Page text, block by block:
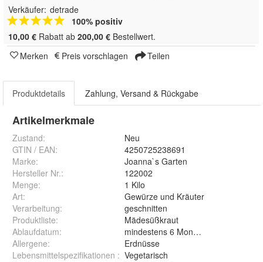
Verkäufer: detrade
100% positiv
10,00 € Rabatt ab 200,00 € Bestellwert.
Merken
Preis vorschlagen Teilen
Produktdetails Zahlung, Versand & Rückgabe
Artikelmerkmale
Zustand:
Neu
GTIN / EAN:
4250725238691
Marke:
Joanna`s Garten
Hersteller Nr.:
122002
Menge:
1 Kilo
Art:
Gewürze und Kräuter
Verarbeitung:
geschnitten
Produktliste:
Mädesüßkraut
Ablaufdatum:
mindestens 6 Monate ab
Allergene:
Erdnüsse
Lebensmittelspezifikationen : Vegetarisch